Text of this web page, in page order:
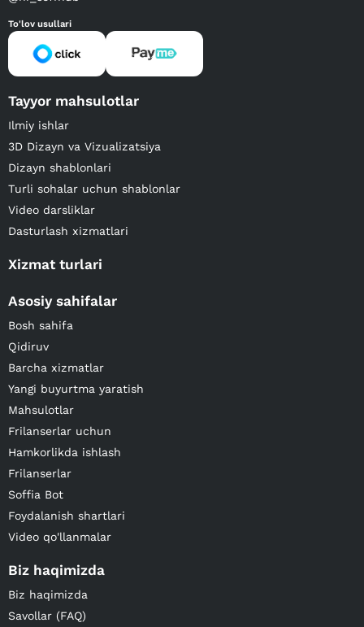
To'lov usullari
Tayyor mahsulotlar
Ilmiy ishlar
3D Dizayn va Vizualizatsiya
Dizayn shablonlari
Turli sohalar uchun shablonlar
Video darsliklar
Dasturlash xizmatlari
Xizmat turlari
Asosiy sahifalar
Bosh sahifa
Qidiruv
Barcha xizmatlar
Yangi buyurtma yaratish
Mahsulotlar
Frilanserlar uchun
Hamkorlikda ishlash
Frilanserlar
Soffia Bot
Foydalanish shartlari
Video qo'llanmalar
Biz haqimizda
Biz haqimizda
Savollar (FAQ)